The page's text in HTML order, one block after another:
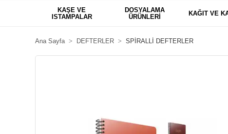
KAŞE VE
ISTAMPALAR
DOSYALAMA
ÜRÜNLERİ
KAĞIT VE
Ana Sayfa DEFTERLER SPİRALLİ DEFTERLER